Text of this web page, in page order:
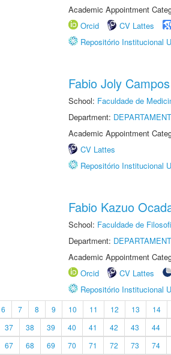
Academic Appointment
Orcid
CV Lattes
Repositório Institucional
Fabio Joly Campos
School: Faculdade de
Department:
Academic Appointment
CV Lattes
Repositório Institucional
Fabio Kazuo
School: Faculdade de
Department:
Academic Appointment
Orcid
CV Lattes
Repositório Institucional
6 7 8 9 10 11 12 13 14
37 38 39 40 41 42 43 44
67 68 69 70 71 72 73 74